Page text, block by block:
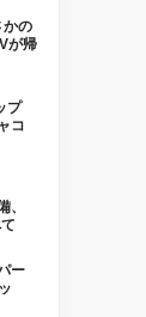
かの
が帰
プ
コ
、
ー